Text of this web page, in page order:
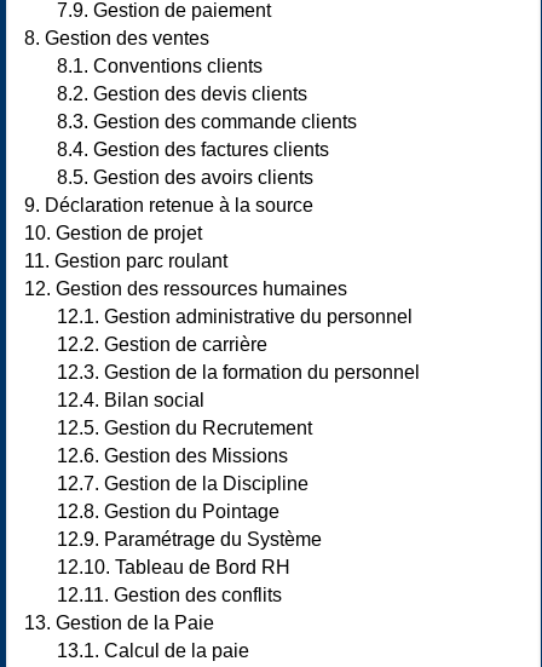
7.9. Gestion de paiement
8. Gestion des ventes
8.1. Conventions clients
8.2. Gestion des devis clients
8.3. Gestion des commande clients
8.4. Gestion des factures clients
8.5. Gestion des avoirs clients
9. Déclaration retenue à la source
10. Gestion de projet
11. Gestion parc roulant
12. Gestion des ressources humaines
12.1. Gestion administrative du personnel
12.2. Gestion de carrière
12.3. Gestion de la formation du personnel
12.4. Bilan social
12.5. Gestion du Recrutement
12.6. Gestion des Missions
12.7. Gestion de la Discipline
12.8. Gestion du Pointage
12.9. Paramétrage du Système
12.10. Tableau de Bord RH
12.11. Gestion des conflits
13. Gestion de la Paie
13.1. Calcul de la paie